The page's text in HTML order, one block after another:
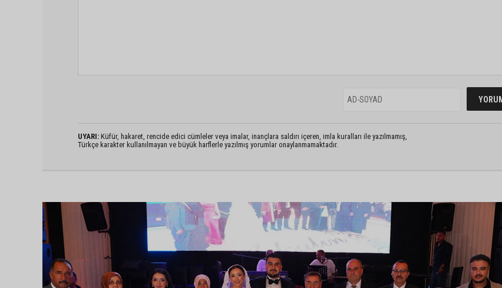
UYARI: Küfür, hakaret, rencide edici cümleler veya imalar, inançlara saldırı içeren, imla kuralları ile yazılmamış,
Türkçe karakter kullanılmayan ve büyük harflerle yazılmış yorumlar onaylanmamaktadır.